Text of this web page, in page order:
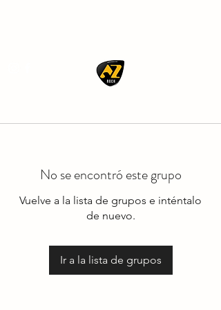
No se encontró este grupo
Vuelve a la lista de grupos e inténtalo
de nuevo.
Ir a la lista de grupos